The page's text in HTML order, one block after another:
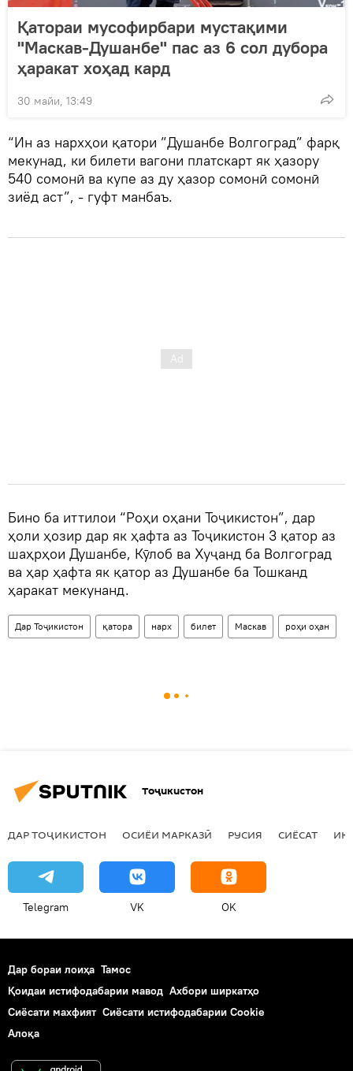
Қатораи мусофирбари мустақими
"Маскав-Душанбе" пас аз 6 сол дубора
ҳаракат хоҳад кард
30 майи, 13:49
“Ин аз нархҳои қатори ”Душанбе Волгоград” фарқ
мекунад, ки билети вагони платскарт як ҳазору
540 сомонӣ ва купе аз ду ҳазор сомонӣ сомонӣ
зиёд аст”, - гуфт манбаъ.
Бино ба иттилои “Роҳи оҳани Тоҷикистон”, дар
ҳоли ҳозир дар як ҳафта аз Тоҷикистон 3 қатор аз
шаҳрҳои Душанбе, Кӯлоб ва Хуҷанд ба Волгоград
ва ҳар ҳафта як қатор аз Душанбе ба Тошканд
ҳаракат мекунанд.
Дар Тоҷикистон қатора нарх билет Маскав роҳи оҳан
Тоҷикистон
ДАР ТОҶИКИСТОН ОСИЁИ МАРКАЗӢ РУСИЯ СИЁСАТ
Telegram VK OK
Дар бораи лоиҳа Тамос
Қоидаи истифодабарии мавод Ахбори ширкатҳо
Сиёсати махфият Сиёсати истифодабарии Cookie
Алоқа